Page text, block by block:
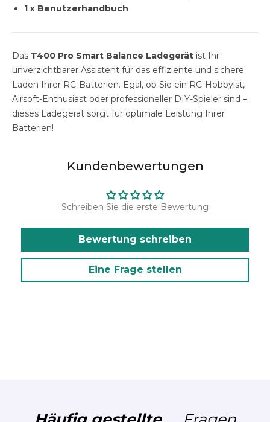
1 x Benutzerhandbuch
Das T400 Pro Smart Balance Ladegerät ist Ihr
unverzichtbarer Assistent für das effiziente und sichere
Laden Ihrer RC-Batterien. Egal, ob Sie ein RC-Hobbyist,
Airsoft-Enthusiast oder professioneller DIY-Spieler sind –
dieses Ladegerät sorgt für optimale Leistung Ihrer
Batterien!
Kundenbewertungen
Schreiben Sie die erste Bewertung
Bewertung schreiben
Eine Frage stellen